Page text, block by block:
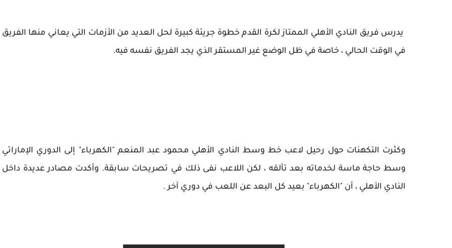
يدرس فريق النادي الأهلي الممتاز لكرة القدم خطوة جريئة كبيرة لحل العديد من الأزمات التي يعاني منها الفريق
في الوقت الحالي ، خاصة في ظل الوضع غير المستقر الذي يجد الفريق نفسه فيه.
وكثرت التكهنات حول رحيل لاعب خط وسط النادي الأهلي محمود عبد المنعم "الكهرباء" إلى الدوري الإماراتي
وسط حاجة ماسة لخدماته بعد تألقه ، لكن اللاعب نفى ذلك في تصريحات سابقة. وأكدت مصادر عديدة داخل
النادي الأهلي ، أن "الكهرباء" بعيد كل البعد عن اللعب في دوري آخر .